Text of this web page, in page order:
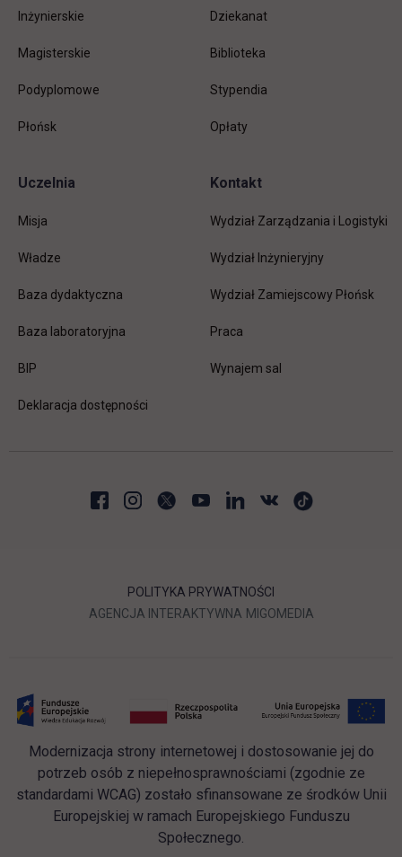
Inżynierskie
Magisterskie
Podyplomowe
Płońsk
Dziekanat
Biblioteka
Stypendia
Opłaty
Uczelnia
Misja
Władze
Baza dydaktyczna
Baza laboratoryjna
BIP
Deklaracja dostępności
Kontakt
Wydział Zarządzania i Logistyki
Wydział Inżynieryjny
Wydział Zamiejscowy Płońsk
Praca
Wynajem sal
POLITYKA PRYWATNOŚCI
AGENCJA INTERAKTYWNA LINK OTWIERA SIĘ W
MIGOMEDIA
Modernizacja strony internetowej i dostosowanie jej do
potrzeb osób z niepełnosprawnościami (zgodnie ze
standardami WCAG) zostało sfinansowane ze środków Unii
Europejskiej w ramach Europejskiego Funduszu
Społecznego.